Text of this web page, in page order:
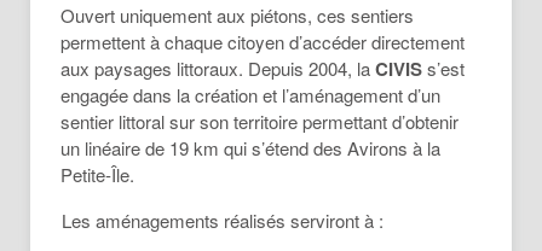
Ouvert uniquement aux piétons, ces sentiers
permettent à chaque citoyen d’accéder directement
aux paysages littoraux. Depuis 2004, laCIVISs’est
engagée dans la création et l’aménagement d’un
sentier littoral sur son territoire permettant d’obtenir
un linéaire de 19 km qui s’étend des Avirons à la
Petite-Île.
Les aménagements réalisés serviront à :